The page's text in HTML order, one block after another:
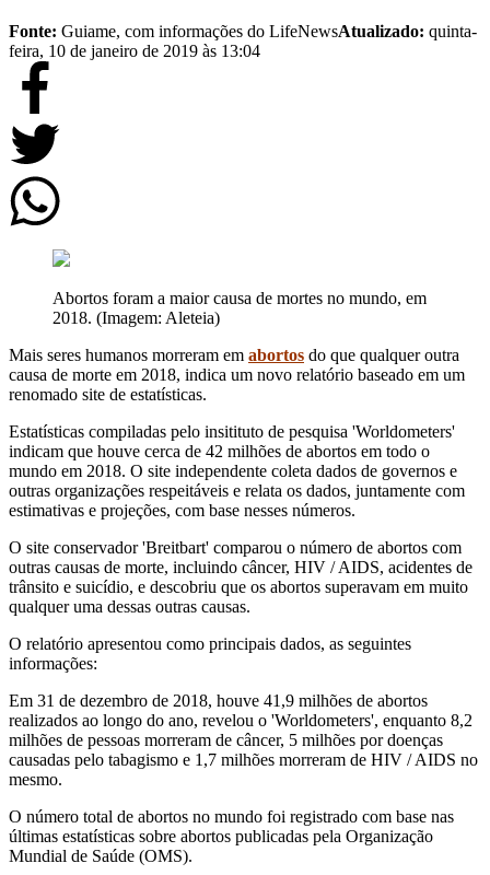
Fonte: Guiame, com informações do LifeNewsAtualizado: quinta-
feira, 10 de janeiro de 2019 às 13:04
Abortos foram a maior causa de mortes no mundo, em
2018. (Imagem: Aleteia)
Mais seres humanos morreram em abortos do que qualquer outra
causa de morte em 2018, indica um novo relatório baseado em um
renomado site de estatísticas.
Estatísticas compiladas pelo insitituto de pesquisa 'Worldometers'
indicam que houve cerca de 42 milhões de abortos em todo o
mundo em 2018. O site independente coleta dados de governos e
outras organizações respeitáveis ​​e relata os dados, juntamente com
estimativas e projeções, com base nesses números.
O site conservador 'Breitbart' comparou o número de abortos com
outras causas de morte, incluindo câncer, HIV / AIDS, acidentes de
trânsito e suicídio, e descobriu que os abortos superavam em muito
qualquer uma dessas outras causas.
O relatório apresentou como principais dados, as seguintes
informações:
Em 31 de dezembro de 2018, houve 41,9 milhões de abortos
realizados ao longo do ano, revelou o 'Worldometers', enquanto 8,2
milhões de pessoas morreram de câncer, 5 milhões por doenças
causadas pelo tabagismo e 1,7 milhões morreram de HIV / AIDS no
mesmo.
O número total de abortos no mundo foi registrado com base nas
últimas estatísticas sobre abortos publicadas pela Organização
Mundial de Saúde (OMS).